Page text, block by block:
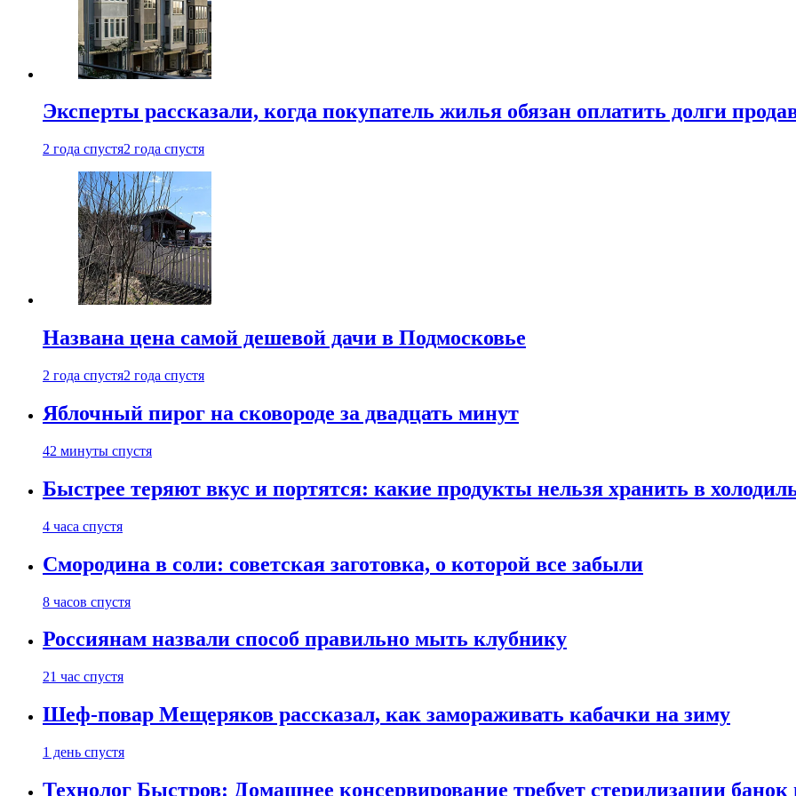
Эксперты рассказали, когда покупатель жилья обязан оплатить долги
2 года спустя2 года спустя
Названа цена самой дешевой дачи в Подмосковье
2 года спустя2 года спустя
Яблочный пирог на сковороде за двадцать минут
42 минуты спустя
Быстрее теряют вкус и портятся: какие продукты нельзя хранить в
4 часа спустя
Смородина в соли: советская заготовка, о которой все забыли
8 часов спустя
Россиянам назвали способ правильно мыть клубнику
21 час спустя
Шеф-повар Мещеряков рассказал, как замораживать кабачки на зиму
1 день спустя
Технолог Быстров: Домашнее консервирование требует стерилизации банок